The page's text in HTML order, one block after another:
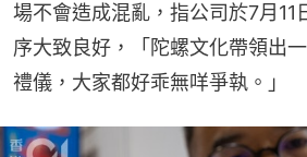
場不會造成混亂，指公司於7月11
序大致良好，「陀螺文化帶領出
禮儀，大家都好乖無咩爭執。」